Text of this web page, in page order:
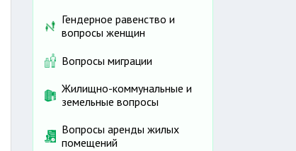
Гендерное равенство и
вопросы женщин
Вопросы миграции
Жилищно-коммунальные и
земельные вопросы
Вопросы аренды жилых
помещений